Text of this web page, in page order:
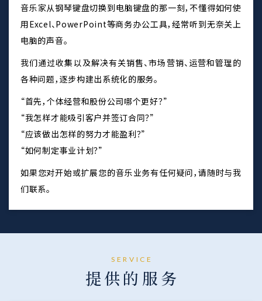
音乐家从钢琴键盘切换到电脑键盘的那一刻，不懂得如何使
用Excel、PowerPoint等商务办公工具，经常听到无奈关上
电脑的声音。
我们通过收集以及解决有关销售、市场营销、运营和管理的
各种问题，逐步构建出系统化的服务。
“首先，个体经营和股份公司哪个更好？”
“我怎样才能吸引客户并签订合同？”
“应该做出怎样的努力才能盈利？”
“如何制定事业计划？”
如果您对开始或扩展您的音乐业务有任何疑问，请随时与我
们联系。
SERVICE
提供的服务